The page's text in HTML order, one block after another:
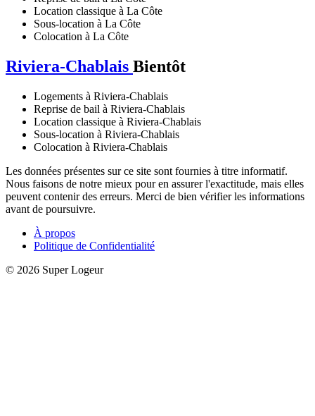
Location classique à La Côte
Sous-location à La Côte
Colocation à La Côte
Riviera-Chablais Bientôt
Logements à Riviera-Chablais
Reprise de bail à Riviera-Chablais
Location classique à Riviera-Chablais
Sous-location à Riviera-Chablais
Colocation à Riviera-Chablais
Les données présentes sur ce site sont fournies à titre informatif.
Nous faisons de notre mieux pour en assurer l'exactitude, mais elles
peuvent contenir des erreurs. Merci de bien vérifier les informations
avant de poursuivre.
À propos
Politique de Confidentialité
© 2026 Super Logeur